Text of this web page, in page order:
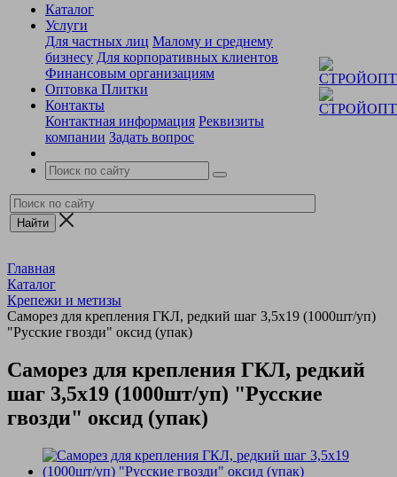
Каталог
Услуги
Для частных лиц Малому и среднему
бизнесу Для корпоративных клиентов
Финансовым организациям
Оптовка Плитки
Контакты
Контактная информация Реквизиты
компании Задать вопрос
Главная
Каталог
Крепежи и метизы
Саморез для крепления ГКЛ, редкий шаг 3,5х19 (1000шт/уп)
"Русские гвозди" оксид (упак)
Саморез для крепления ГКЛ, редкий
шаг 3,5х19 (1000шт/уп) "Русские
гвозди" оксид (упак)